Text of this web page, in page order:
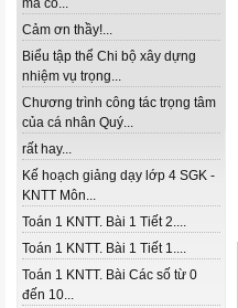
mà có...
Cảm ơn thầy!...
Biểu tập thể Chi bộ xây dựng
nhiệm vụ trọng...
Chương trình công tác trọng tâm
của cá nhân Quý...
rất hay...
Kế hoạch giảng dạy lớp 4 SGK -
KNTT Môn...
Toán 1 KNTT. Bài 1 Tiết 2....
Toán 1 KNTT. Bài 1 Tiết 1....
Toán 1 KNTT. Bài Các số từ 0
đến 10...